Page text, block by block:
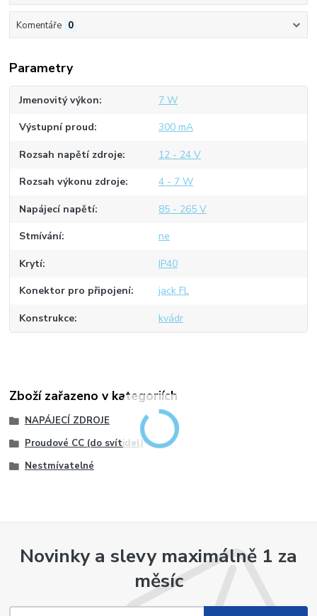
Komentáře 0
Parametry
Jmenovitý výkon 7 W
Výstupní proud 300 mA
Rozsah napětí zdroje 12 - 24 V
Rozsah výkonu zdroje 4 - 7 W
Napájecí napětí 85 - 265 V
Stmívání ne
Krytí IP40
Konektor pro připojení jack FL
Konstrukce kvádr
Zboží zařazeno v kategoriích
NAPÁJECÍ ZDROJE
Proudové CC (do svítidel)
Nestmívatelné
Novinky a slevy maximálně 1 za
měsíc